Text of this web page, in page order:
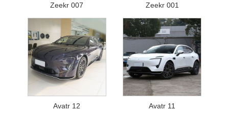
Zeekr 007 Zeekr 001
Avatr 12 Avatr 11